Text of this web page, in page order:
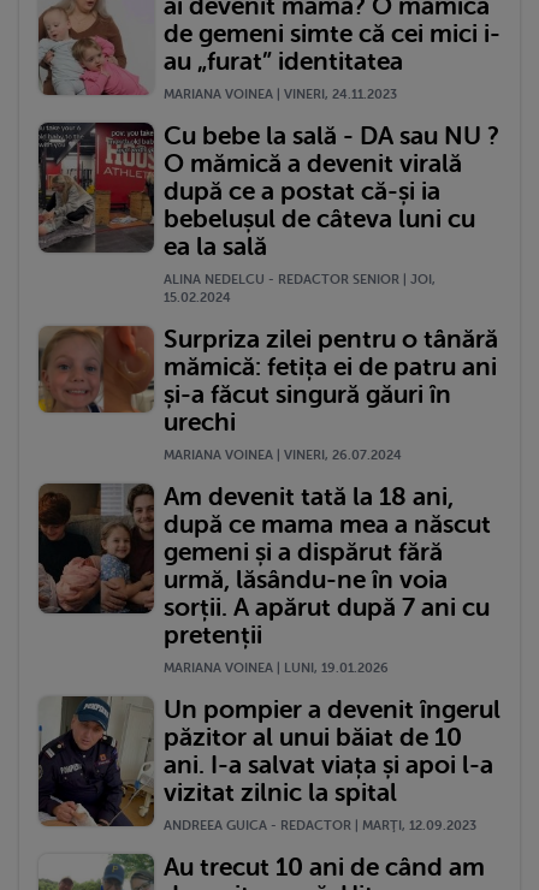
de gemeni simte că cei mici i-
au „furat” identitatea
MARIANA VOINEA | VINERI, 24.11.2023
Cu bebe la sală - DA sau NU ?
O mămică a devenit virală
după ce a postat că-și ia
bebelușul de câteva luni cu
ea la sală
ALINA NEDELCU - REDACTOR SENIOR | JOI,
15.02.2024
Surpriza zilei pentru o tânără
mămică: fetița ei de patru ani
și-a făcut singură găuri în
urechi
MARIANA VOINEA | VINERI, 26.07.2024
Am devenit tată la 18 ani,
după ce mama mea a născut
gemeni și a dispărut fără
urmă, lăsându-ne în voia
sorții. A apărut după 7 ani cu
pretenții
MARIANA VOINEA | LUNI, 19.01.2026
Un pompier a devenit îngerul
păzitor al unui băiat de 10
ani. I-a salvat viața și apoi l-a
vizitat zilnic la spital
ANDREEA GUICA - REDACTOR | MARŢI, 12.09.2023
Au trecut 10 ani de când am